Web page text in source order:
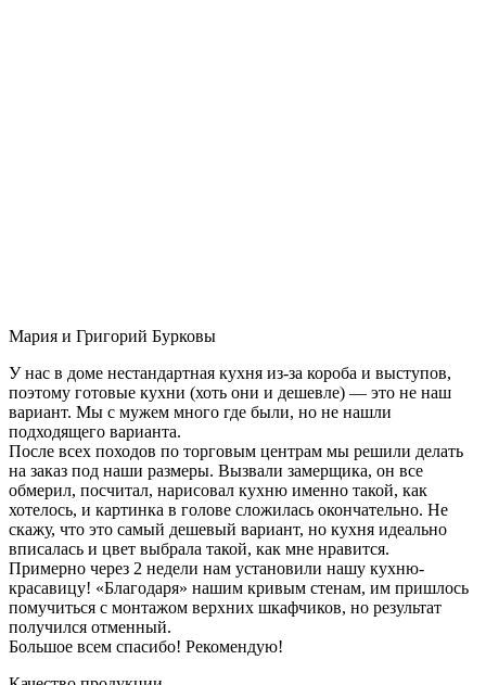
Мария и Григорий Бурковы
У нас в доме нестандартная кухня из-за короба и выступов,
поэтому готовые кухни (хоть они и дешевле) — это не наш
вариант. Мы с мужем много где были, но не нашли
подходящего варианта.
После всех походов по торговым центрам мы решили делать
на заказ под наши размеры. Вызвали замерщика, он все
обмерил, посчитал, нарисовал кухню именно такой, как
хотелось, и картинка в голове сложилась окончательно. Не
скажу, что это самый дешевый вариант, но кухня идеально
вписалась и цвет выбрала такой, как мне нравится.
Примерно через 2 недели нам установили нашу кухню-
красавицу! «Благодаря» нашим кривым стенам, им пришлось
помучиться с монтажом верхних шкафчиков, но результат
получился отменный.
Большое всем спасибо! Рекомендую!